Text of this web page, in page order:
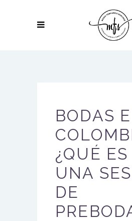
BODAS
¿QUÉ ES
UNA
DE